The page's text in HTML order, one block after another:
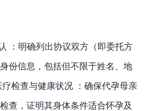
：明确列出协议双方（即委托方
份信息，包括但不限于姓名、地
检查与健康状况 ：确保代孕母亲
查，证明其身体条件适合怀孕及